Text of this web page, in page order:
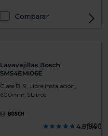
Comparar
Lavavajillas Bosch
SMS4EMI06E
Clase B, 9, Libre instalación,
600mm, 9Litros
(1196)